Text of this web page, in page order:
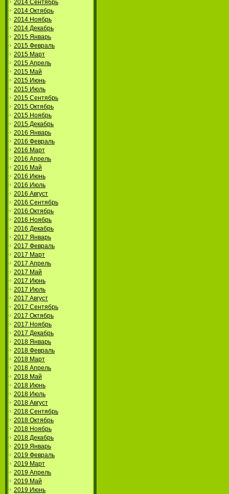
2014 Сентябрь
2014 Октябрь
2014 Ноябрь
2014 Декабрь
2015 Январь
2015 Февраль
2015 Март
2015 Апрель
2015 Май
2015 Июнь
2015 Июль
2015 Сентябрь
2015 Октябрь
2015 Ноябрь
2015 Декабрь
2016 Январь
2016 Февраль
2016 Март
2016 Апрель
2016 Май
2016 Июнь
2016 Июль
2016 Август
2016 Сентябрь
2016 Октябрь
2016 Ноябрь
2016 Декабрь
2017 Январь
2017 Февраль
2017 Март
2017 Апрель
2017 Май
2017 Июнь
2017 Июль
2017 Август
2017 Сентябрь
2017 Октябрь
2017 Ноябрь
2017 Декабрь
2018 Январь
2018 Февраль
2018 Март
2018 Апрель
2018 Май
2018 Июнь
2018 Июль
2018 Август
2018 Сентябрь
2018 Октябрь
2018 Ноябрь
2018 Декабрь
2019 Январь
2019 Февраль
2019 Март
2019 Апрель
2019 Май
2019 Июнь